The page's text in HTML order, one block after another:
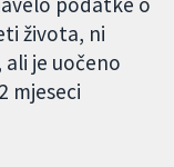
života, ni
je uočeno
mjeseci